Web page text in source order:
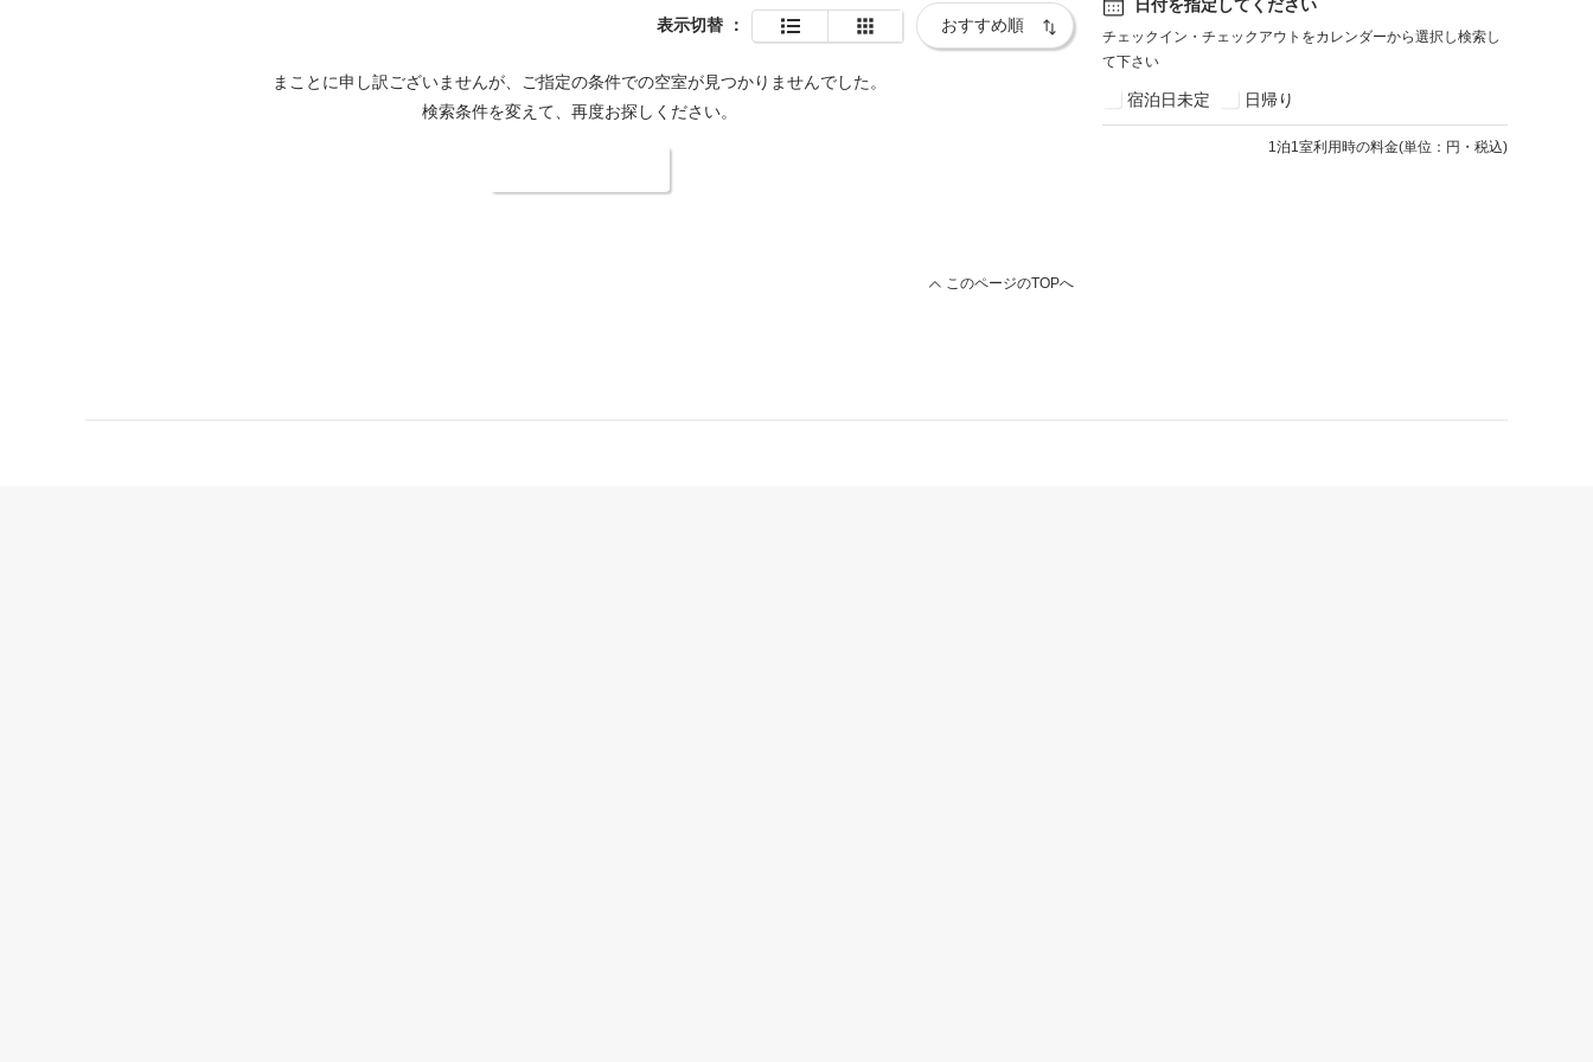
表示切替 ：
まことに申し訳ございませんが、ご指定の条件での空室が見つかりませんでした。
検索条件を変えて、再度お探しください。
このページのTOPへ
日付を指定してください
チェックイン・チェックアウトをカレンダーから選択し検索し
て下さい
宿泊日未定 日帰り
1 泊1室利用時の料金(単位：円・税込)